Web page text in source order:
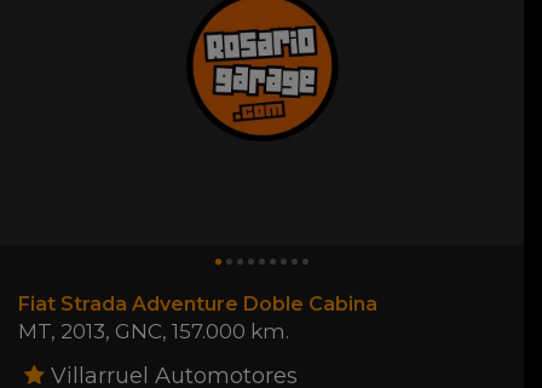
Fiat Strada Adventure Doble Cabina
MT, 2013, GNC, 157.000 km.
Villarruel Automotores